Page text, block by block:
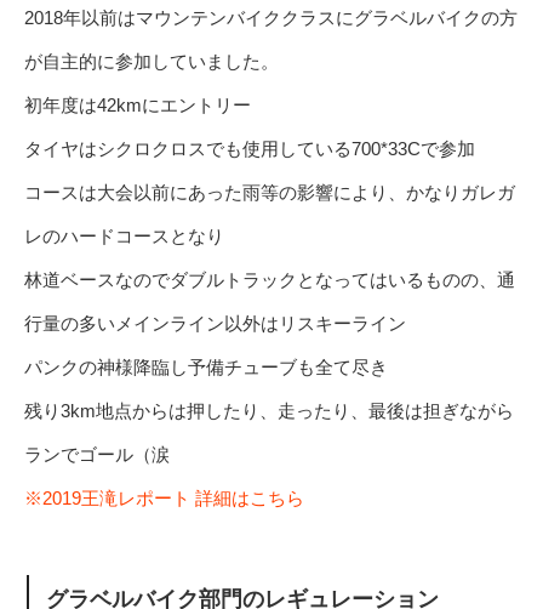
2018年以前はマウンテンバイククラスにグラベルバイクの方
が自主的に参加していました。
初年度は42kmにエントリー
タイヤはシクロクロスでも使用している700*33Cで参加
コースは大会以前にあった雨等の影響により、かなりガレガ
レのハードコースとなり
林道ベースなのでダブルトラックとなってはいるものの、通
行量の多いメインライン以外はリスキーライン
パンクの神様降臨し予備チューブも全て尽き
残り3km地点からは押したり、走ったり、最後は担ぎながら
ランでゴール（涙
※2019王滝レポート 詳細はこちら
グラベルバイク部門のレギュレーション